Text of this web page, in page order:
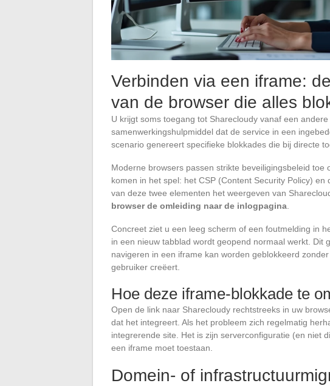
Verbinden via een iframe:
van de browser die alles
U krijgt soms toegang tot Sharecloudy vanaf een
samenwerkingshulpmiddel dat de service in een
scenario genereert specifieke blokkades die bij directe
Moderne browsers passen strikte beveiligingsbeleid toe
komen in het spel: het CSP (Content Security Policy)
van deze twee elementen het weergeven van
browser de omleiding naar de inlogpagina
Concreet ziet u een leeg scherm of een foutmelding in
in een nieuw tabblad wordt geopend normaal werkt. Dit
navigeren in een iframe kan worden geblokkeerd
gebruiker creëert.
Hoe deze iframe-blokkade te
Open de link naar Sharecloudy rechtstreeks in uw
dat het integreert. Als het probleem zich regelmatig
integrerende site. Het is zijn serverconfiguratie (en niet
een iframe moet toestaan.
Domein- of